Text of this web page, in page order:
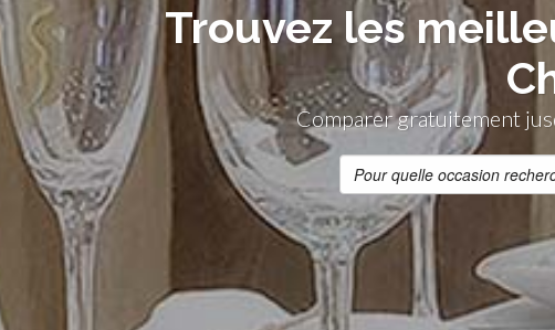
Trouvez les
Comparer gratuitement